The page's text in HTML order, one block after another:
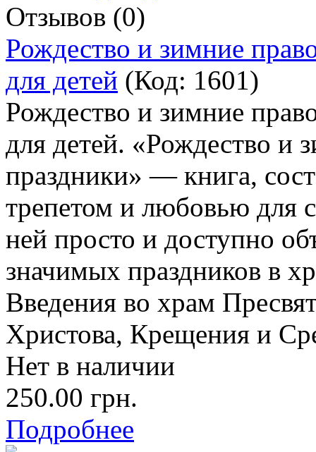
Отзывов (0)
Рождество и зимние
для детей (Код: 1601)
Рождество и зимние
для детей. «Рождество и
праздники» — книга,
трепетом и любовью для
ней просто и доступно
значимых праздников в
Введения во храм
Христова, Крещения и
Нет в наличии
250.00 грн.
Подробнее